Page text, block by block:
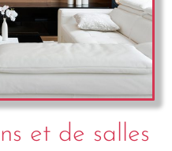
et de salles